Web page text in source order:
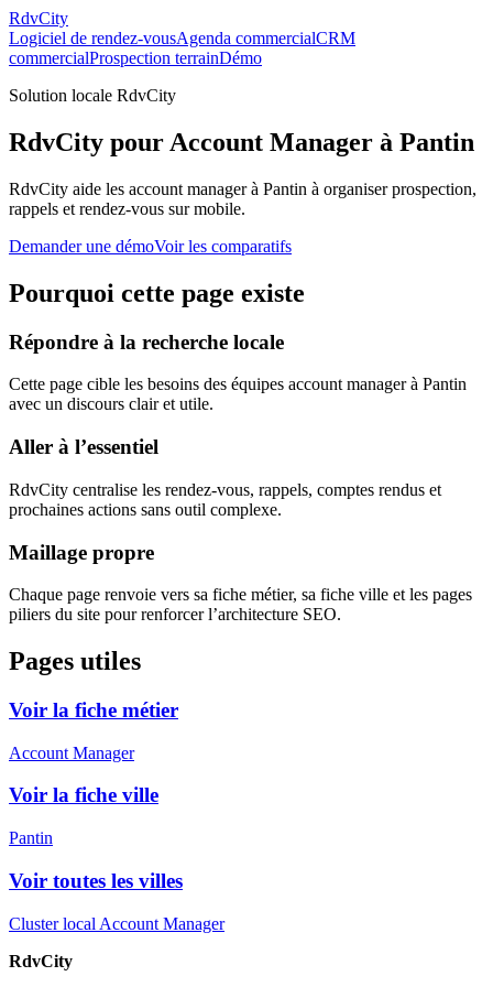
RdvCity
Logiciel de rendez-vousAgenda commercialCRM
commercialProspection terrainDémo
Solution locale RdvCity
RdvCity pour Account Manager à Pantin
RdvCity aide les account manager à Pantin à organiser prospection,
rappels et rendez-vous sur mobile.
Demander une démoVoir les comparatifs
Pourquoi cette page existe
Répondre à la recherche locale
Cette page cible les besoins des équipes account manager à Pantin
avec un discours clair et utile.
Aller à l’essentiel
RdvCity centralise les rendez-vous, rappels, comptes rendus et
prochaines actions sans outil complexe.
Maillage propre
Chaque page renvoie vers sa fiche métier, sa fiche ville et les pages
piliers du site pour renforcer l’architecture SEO.
Pages utiles
Voir la fiche métier
Account Manager
Voir la fiche ville
Pantin
Voir toutes les villes
Cluster local Account Manager
RdvCity